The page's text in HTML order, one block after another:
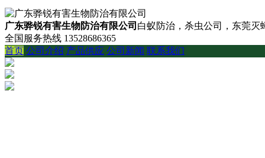
广东骅锐有害生物防治有限公司 白蚁防治，杀虫公司，东莞灭
全国服务热线 13528686365
首页 公司介绍 产品供应 公司新闻 联系我们